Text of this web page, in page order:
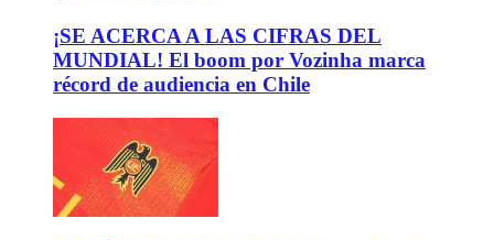
¡SE ACERCA A LAS CIFRAS DEL
MUNDIAL! El boom por Vozinha marca
récord de audiencia en Chile